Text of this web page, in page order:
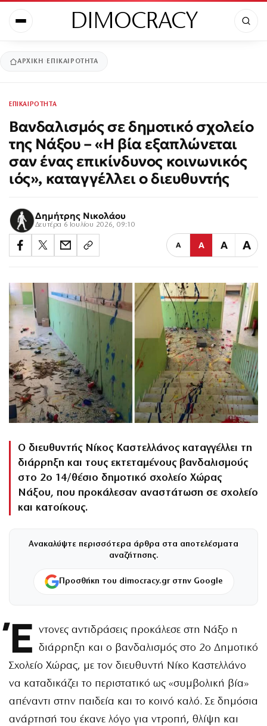
DIMOCRACY
ΑΡΧΙΚΉ ΕΠΙΚΑΙΡΟΤΗΤΑ
ΕΠΙΚΑΙΡΟΤΗΤΑ
Βανδαλισμός σε δημοτικό σχολείο
της Νάξου – «Η βία εξαπλώνεται
σαν ένας επικίνδυνος κοινωνικός
ιός», καταγγέλλει ο διευθυντής
Δημήτρης Νικολάου
Δευτέρα 6 Ιουλίου 2026, 09:10
Α Α Α Α
Ο διευθυντής Νίκος Καστελλάνος καταγγέλλει τη
διάρρηξη και τους εκτεταμένους βανδαλισμούς
στο 2ο 14/θέσιο δημοτικό σχολείο Χώρας
Νάξου, που προκάλεσαν αναστάτωση σε σχολείο
και κατοίκους.
Ανακαλύψτε περισσότερα άρθρα στα αποτελέσματα
αναζήτησης.
Προσθήκη του dimocracy.gr στην Google
Έ ντονες αντιδράσεις προκάλεσε στη Νάξο η
διάρρηξη και ο βανδαλισμός στο 2ο Δημοτικό
Σχολείο Χώρας, με τον διευθυντή Νίκο Καστελλάνο
να καταδικάζει το περιστατικό ως «συμβολική βία»
απέναντι στην παιδεία και το κοινό καλό. Σε δημόσια
ανάρτησή του έκανε λόγο για ντροπή, θλίψη και